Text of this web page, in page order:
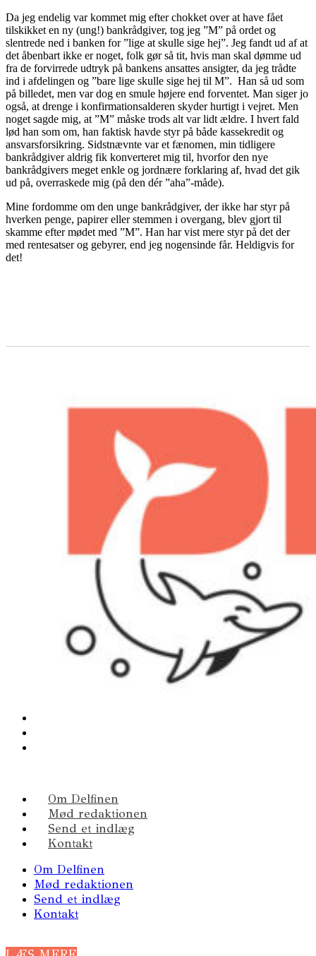
Da jeg endelig var kommet mig efter chokket over at have fået
tilskikket en ny (ung!) bankrådgiver, tog jeg ”M” på ordet og
slentrede ned i banken for ”lige at skulle sige hej”. Jeg fandt ud af at
det åbenbart ikke er noget, folk gør så tit, hvis man skal dømme ud
fra de forvirrede udtryk på bankens ansattes ansigter, da jeg trådte
ind i afdelingen og ”bare lige skulle sige hej til M”. Han så ud som
på billedet, men var dog en smule højere end forventet. Man siger jo
også, at drenge i konfirmationsalderen skyder hurtigt i vejret. Men
noget sagde mig, at ”M” måske trods alt var lidt ældre. I hvert fald
lød han som om, han faktisk havde styr på både kassekredit og
ansvarsforsikring. Sidstnævnte var et fænomen, min tidligere
bankrådgiver aldrig fik konverteret mig til, hvorfor den nye
bankrådgivers meget enkle og jordnære forklaring af, hvad det gik
ud på, overraskede mig (på den dér ”aha”-måde).
Mine fordomme om den unge bankrådgiver, der ikke har styr på
hverken penge, papirer eller stemmen i overgang, blev gjort til
skamme efter mødet med ”M”. Han har vist mere styr på det der
med rentesatser og gebyrer, end jeg nogensinde får. Heldigvis for
det!
Om Delfinen
Mød redaktionen
Send et indlæg
Kontakt
Om Delfinen
Mød redaktionen
Send et indlæg
Kontakt